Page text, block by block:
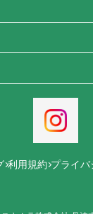
利用規約 プライバ